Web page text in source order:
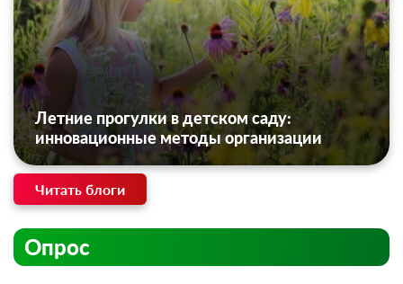
Летние прогулки в детском саду:
инновационные методы организации
Читать блоги
Опрос